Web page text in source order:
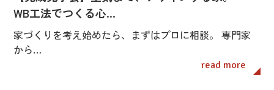
WB工法でつくる心…
家づくりを考え始めたら、まずはプロに相談。 専門家
から…
read more